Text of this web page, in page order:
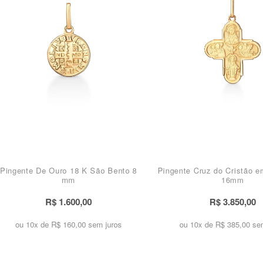
Pingente De Ouro 18 K São Bento 8
mm
R$ 1.600,00
ou 10x de R$ 160,00 sem juros
Pingente Cruz do Cristão
16mm
R$ 3.850,00
ou 10x de R$ 385,00